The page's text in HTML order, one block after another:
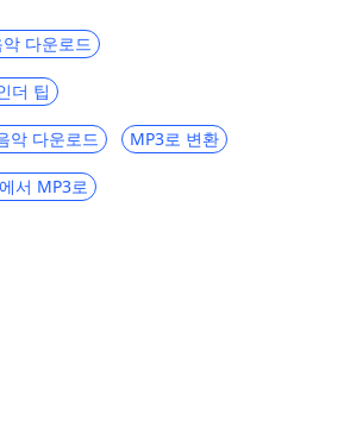
이 Spotify에서 음악을 다운로드
음악을 다운로드하는 이상
어에 무료로 음악을 다운로드하
지 팁]
다운로드
더 팁
악 다운로드 MP3로 변환
서 MP3로